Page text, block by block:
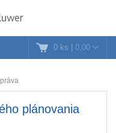
0 ks | 0,00
plánovania